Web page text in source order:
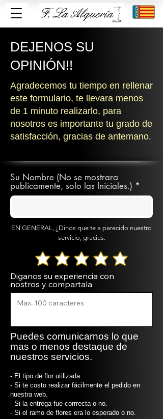
DEJENOS SU
OPINIÓN!!
Agradecemos tu tiempo en rellenar
este formulario, te llevara menos
de 1 minuto realizarlo, para
nosotros es importante tu grado de
satisfacción, gracias de antemano.
Su Nombre (No se mostrara
publicamente, solo las Iniciales.)
EN GENERAL, ¿Dinos que te a parecido nuestro
servicio, gracias.
Diganos su experiencia con
nostros y compartala
Puedes comunicarnos lo que
mas o menos destaque de
nuestros servicios.
- El tipo de flor utilizada.
- Si te costo realizar fácilmente el pedido en
nuestra web.
- Si la entrega fue corrrecta o no.
- Si el ramo de flores era lo esperado o no.